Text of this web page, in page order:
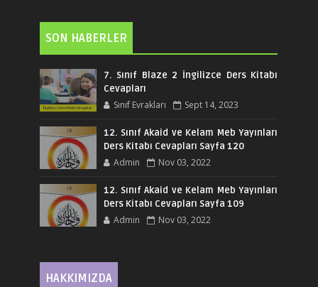
SON HABERLER
7. Sınıf Blaze 2 İngilizce Ders Kitabı
Cevapları
Sınıf Evrakları Sept 14, 2023
12. Sınıf Akaid ve Kelam Meb Yayınları
Ders Kitabı Cevapları Sayfa 120
Admin Nov 03, 2022
12. Sınıf Akaid ve Kelam Meb Yayınları
Ders Kitabı Cevapları Sayfa 109
Admin Nov 03, 2022
HAKKIMIZDA